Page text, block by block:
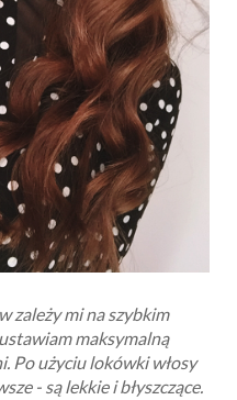
zależy mi na szybkim
maksymalną
Po użyciu lokówki włosy
- są lekkie i błyszczące.